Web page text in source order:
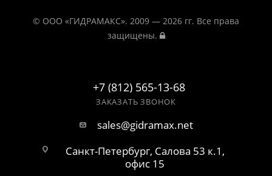
© ООО «ГИДРАМАКС». 2009 — 2026 гг. Все права
защищены.
+7 (812) 565-13-68
ЗАКАЗАТЬ ЗВОНОК
sales@gidramax.net
Санкт-Петербург, Салова 53 к.1,
офис 15